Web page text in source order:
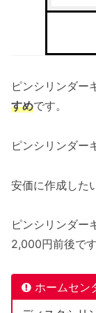
ピンシリンダー
すめです。
ピンシリンダー
安価に作成した
ピンシリンダー
2,000円前後です
ホームセン